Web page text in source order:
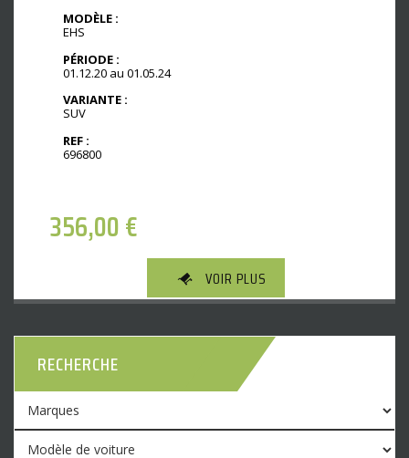
MODÈLE :
EHS
PÉRIODE :
01.12.20 au 01.05.24
VARIANTE :
SUV
REF :
696800
356,00€
VOIR PLUS
RECHERCHE